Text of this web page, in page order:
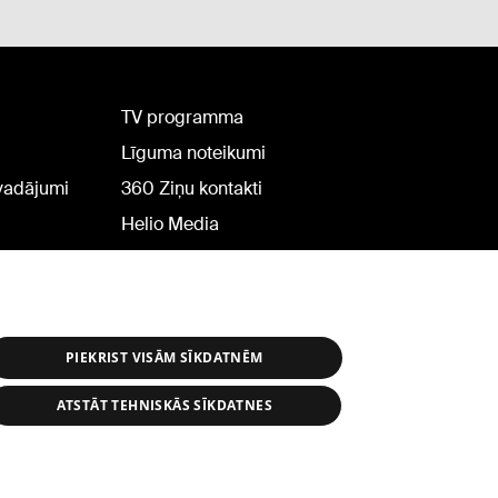
TV programma
Līguma noteikumi
360 Ziņu kontakti
Helio Media
PIEKRIST VISĀM SĪKDATNĒM
ATSTĀT TEHNISKĀS SĪKDATNES